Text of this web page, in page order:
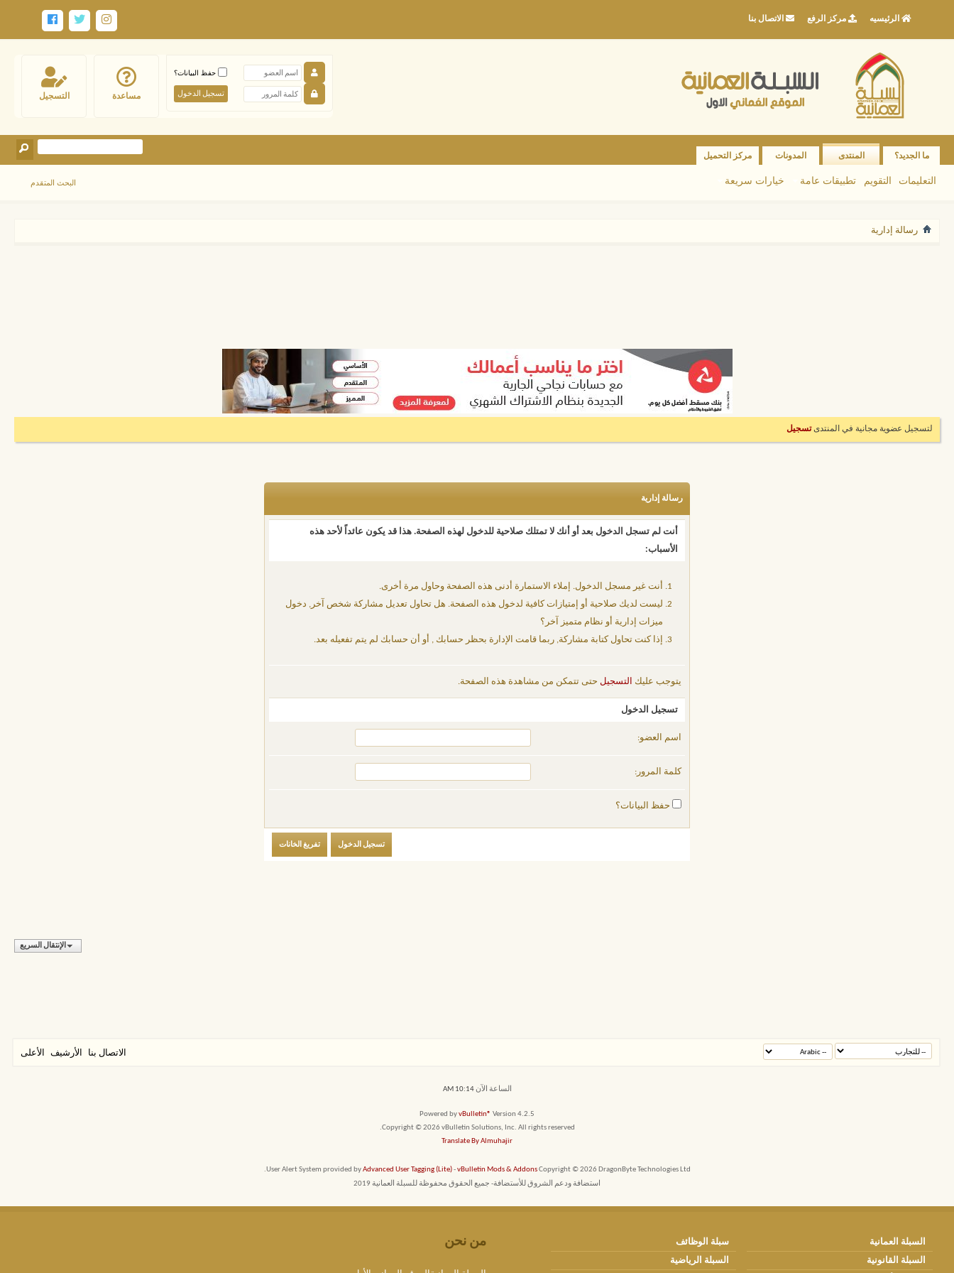
الرئيسيه مركز الرفع الاتصال بنا
التسجيل مساعدة
حفظ البيانات؟
ما الجديد؟ المنتدى
التعليمات التقويم تطبيقات عامة خيارات سريعة
المدونات مركز التحميل
البحث المتقدم
رسالة إدارية
لتسجيل عضوية مجانية في المنتدىتسجيل
رسالة إدارية
أنت لم تسجل الدخول بعد أو أنك لا تمتلك صلاحية للدخول لهذه الصفحة. هذا قد يكون عائداً لأحد هذه
الأسباب:
أنت غير مسجل الدخول. إملاء الاستمارة أدنى هذه الصفحة وحاول مرة أخرى.
ليست لديك صلاحية أو إمتيازات كافية لدخول هذه الصفحة. هل تحاول تعديل مشاركة شخص آخر, دخول
ميزات إدارية أو نظام متميز آخر؟
إذا كنت تحاول كتابة مشاركة, ربما قامت الإدارة بحظر حسابك , أو أن حسابك لم يتم تفعيله بعد.
يتوجب عليك التسجيل حتى تتمكن من مشاهدة هذه الصفحة.
تسجيل الدخول
اسم العضو:
كلمة المرور:
حفظ البيانات؟
الإنتقال السريع
الاتصال بنا الأرشيف الأعلى
الساعة الآن10:14 AM
Powered byvBulletin® Version 4.2.5
Copyright © 2026 vBulletin Solutions, Inc. All rights reserved.
Translate By Almuhajir
User Alert System provided byAdvanced User Tagging (Lite)-vBulletin Mods & AddonsCopyright © 2026 DragonByte Technologies Ltd.
استضافة ودعم الشروق للأستضافة- جميع الحقوق محفوظة للسبلة العمانية 2019
السبلة العمانية
سبلة الوظائف
السبلة القانونية
السبلة الرياضية
من نحن